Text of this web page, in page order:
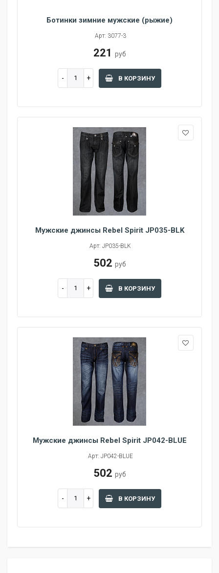
Ботинки зимние мужские (рыжие)
Арт: 3077-3
221 руб
В КОРЗИНУ
Мужские джинсы Rebel Spirit JP035-BLK
Арт: JP035-BLK
502 руб
В КОРЗИНУ
Мужские джинсы Rebel Spirit JP042-BLUE
Арт: JP042-BLUE
502 руб
В КОРЗИНУ